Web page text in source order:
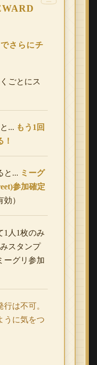
さらにチ
ごとにス
... もう1回
！
と... ミーグ
参加確定
効）
1人1枚のみ
スタンプ
ーグリ参加
は不可。
うに気をつ